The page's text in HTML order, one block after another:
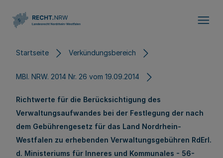
Startseite Verkündungsbereich
MBl. NRW. 2014 Nr. 26 vom 19.09.2014
Richtwerte für die Berücksichtigung des
Verwaltungsaufwandes bei der Festlegung der nach
dem Gebührengesetz für das Land Nordrhein-
Westfalen zu erhebenden Verwaltungsgebühren RdErl.
d. Ministeriums für Inneres und Kommunales - 56-